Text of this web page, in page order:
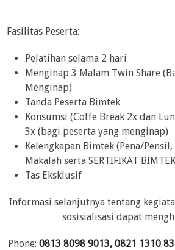
Fasilitas Peserta:
Pelatihan selama 2 hari
Menginap 3 Malam Twin Share
Menginap)
Tanda Peserta Bimtek
Konsumsi (Coffe Break 2x dan
3x (bagi peserta yang menginap)
Kelengkapan Bimtek (Pena/
Makalah serta SERTIFIKAT
Tas Eksklusif
Informasi selanjutnya tentang
sosisialisasi dapat
Phone: 0813 8098 9013, 0821 1310